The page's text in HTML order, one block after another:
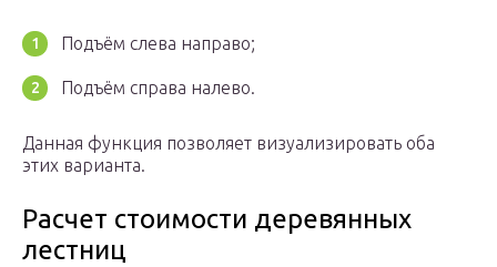
Подъём слева направо;
Подъём справа налево.
Данная функция позволяет визуализировать оба
этих варианта.
Расчет стоимости деревянных
лестниц